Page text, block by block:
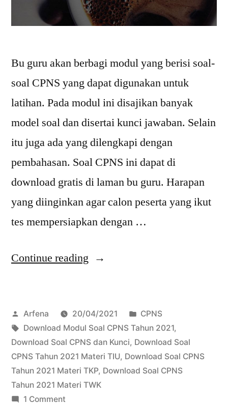
Bu guru akan berbagi modul yang berisi soal-
soal CPNS yang dapat digunakan untuk
latihan. Pada modul ini disajikan banyak
model soal dan disertai kunci jawaban. Selain
itu juga ada yang dilengkapi dengan
pembahasan. Soal CPNS ini dapat di
download gratis di laman bu guru. Harapan
yang diinginkan agar calon peserta yang ikut
tes mempersiapkan dengan …
Continue reading “Download
CPNS
Tahun
2021”
Posted
by
Arfena 20/04/2021
Posted
in
CPNS
Tags:
Download Modul Soal CPNS Tahun 2021,
Download Soal CPNS dan Kunci, Download Soal
CPNS Tahun 2021 Materi TIU, Download Soal CPNS
Tahun 2021 Materi TKP, Download Soal CPNS
Tahun 2021 Materi TWK
1 Commenton